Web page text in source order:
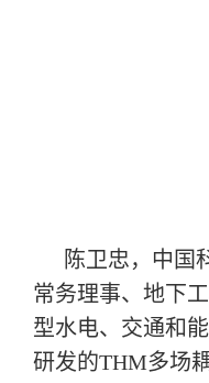
陈卫忠，中国
常务理事、地下
型水电、交通和
研发的THM多场